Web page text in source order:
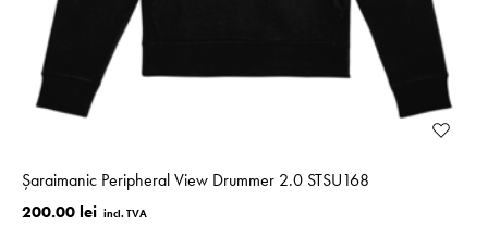
Șaraimanic Peripheral View Drummer 2.0 STSU168
200.00 lei